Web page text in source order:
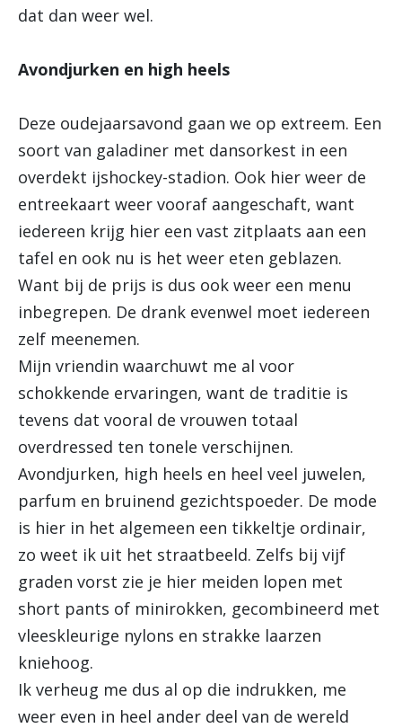
dat dan weer wel.
Avondjurken en high heels
Deze oudejaarsavond gaan we op extreem. Een
soort van galadiner met dansorkest in een
overdekt ijshockey-stadion. Ook hier weer de
entreekaart weer vooraf aangeschaft, want
iedereen krijg hier een vast zitplaats aan een
tafel en ook nu is het weer eten geblazen.
Want bij de prijs is dus ook weer een menu
inbegrepen. De drank evenwel moet iedereen
zelf meenemen.
Mijn vriendin waarchuwt me al voor
schokkende ervaringen, want de traditie is
tevens dat vooral de vrouwen totaal
overdressed ten tonele verschijnen.
Avondjurken, high heels en heel veel juwelen,
parfum en bruinend gezichtspoeder. De mode
is hier in het algemeen een tikkeltje ordinair,
zo weet ik uit het straatbeeld. Zelfs bij vijf
graden vorst zie je hier meiden lopen met
short pants of minirokken, gecombineerd met
vleeskleurige nylons en strakke laarzen
kniehoog.
Ik verheug me dus al op die indrukken, me
weer even in heel ander deel van de wereld